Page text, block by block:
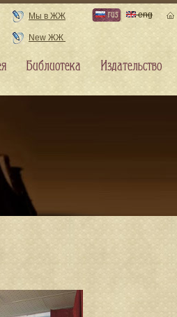
Мы в ЖЖ
New ЖЖ
rus eng
Библиотека Издательство